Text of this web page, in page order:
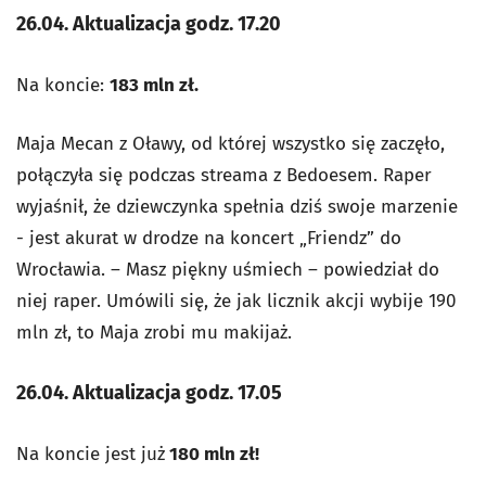
26.04. Aktualizacja godz. 17.20
Na koncie: 183 mln zł.
Maja Mecan z Oławy, od której wszystko się zaczęło,
połączyła się podczas streama z Bedoesem. Raper
wyjaśnił, że dziewczynka spełnia dziś swoje marzenie
- jest akurat w drodze na koncert „Friendz” do
Wrocławia. – Masz piękny uśmiech – powiedział do
niej raper. Umówili się, że jak licznik akcji wybije 190
mln zł, to Maja zrobi mu makijaż.
26.04. Aktualizacja godz. 17.05
Na koncie jest już180 mln zł!